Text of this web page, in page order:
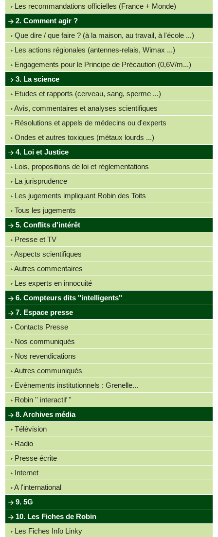
Les recommandations officielles (France + Monde)
2. Comment agir ?
Que dire / que faire ? (à la maison, au travail, à l'école ...)
Les actions régionales (antennes-relais, Wimax ...)
Engagements pour le Principe de Précaution (0,6V/m...)
3. La science
Etudes et rapports (cerveau, sang, sperme ...)
Avis, commentaires et analyses scientifiques
Résolutions et appels de médecins ou d'experts
Ondes et autres toxiques (métaux lourds ...)
4. Loi et Justice
Lois, propositions de loi et règlementations
La jurisprudence
Les jugements impliquant Robin des Toits
Tous les jugements
5. Conflits d'intérêt
Presse et TV
Aspects scientifiques
Autres commentaires
Les experts en innocuité
6. Compteurs dits "intelligents"
7. Espace presse
Contacts Presse
Nos communiqués
Nos revendications
Autres communiqués
Evènements institutionnels : Grenelle...
Robin '' interactif ''
8. Archives média
Télévision
Radio
Presse écrite
Internet
A l'international
9. 5G
10. Les Fiches de Robin
Les Fiches Info Linky